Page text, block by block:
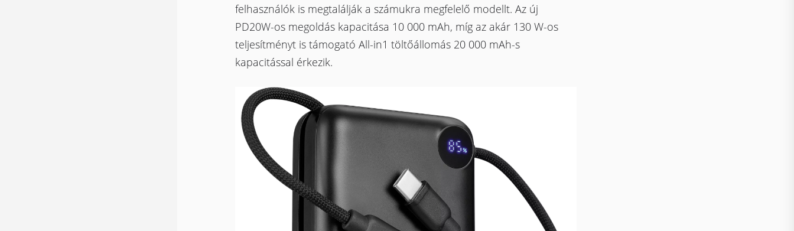
felhasználók is megtalálják a számukra megfelelő modellt. Az új
PD20W-os megoldás kapacitása 10 000 mAh, míg az akár 130 W-os
teljesítményt is támogató All-in1 töltőállomás 20 000 mAh-s
kapacitással érkezik.